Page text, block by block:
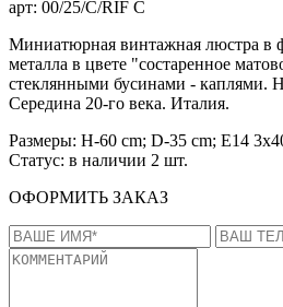
арт: 00/25/C/RIF C
Миниатюрная винтажная люстра в
металла в цвете "состаренное
стеклянными бусинами - каплями.
Середина 20-го века. Италия.
Размеры: H-60 cm; D-35 cm; E14
Статус: в наличии 2 шт.
ОФОРМИТЬ ЗАКАЗ